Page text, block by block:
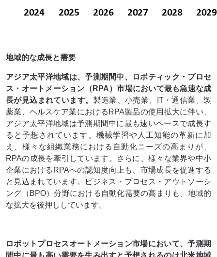
地域的な成長と需要
アジア太平洋地域は、予測期間中、ロボティック・プロセ
ス・オートメーション（RPA）市場において最も急速な成
長が見込まれています。製造業、小売業、IT・通信業、製
薬業、ヘルスケア業におけるRPA製品の使用拡大に伴い、
アジア太平洋地域は予測期間中に最も速いペースで成長す
ると予想されています。機械学習や人工知能の革新に加
え、様々な組織業務における自動化ニーズの高まりが、
RPAの成長を牽引しています。さらに、様々な業界や中小
企業におけるRPAへの認知度向上も、市場成長を促進する
と見込まれています。ビジネス・プロセス・アウトソーシ
ング（BPO）分野における自動化需要の高まりも、地域的
な拡大を後押ししています。
ロボットプロセスオートメーション市場において、予測期
間中に最も高い需要を生み出すと予想されるのは北米地域